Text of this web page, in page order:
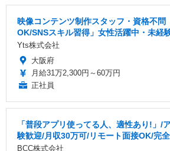
映像コンテンツ制作スタッフ・資格不問
OK/SNSスキル習得」女性活躍中・未経
Yts株式会社
大阪府
月給31万2,300円～60万円
正社員
「普段アプリ使ってる人、適性あり!」/
験歓迎/月収30万可/リモート面接OK/完
BCC株式会社